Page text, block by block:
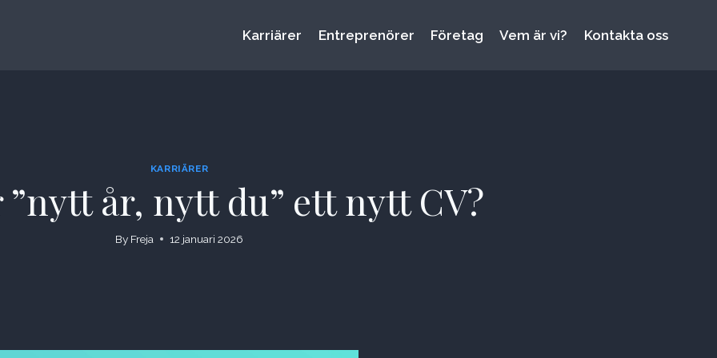
Karriärer Entreprenörer Företag Vem är vi? Kontakta oss
KARRIÄRER
år, nytt du” ett nytt CV?
By Freja 12 januari 2026